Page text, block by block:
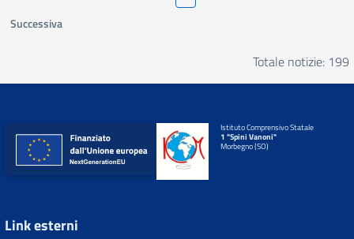
Successiva
Totale notizie: 199
Istituto Comprensivo Statale
1 "Spini Vanoni"
Morbegno (SO)
Link esterni